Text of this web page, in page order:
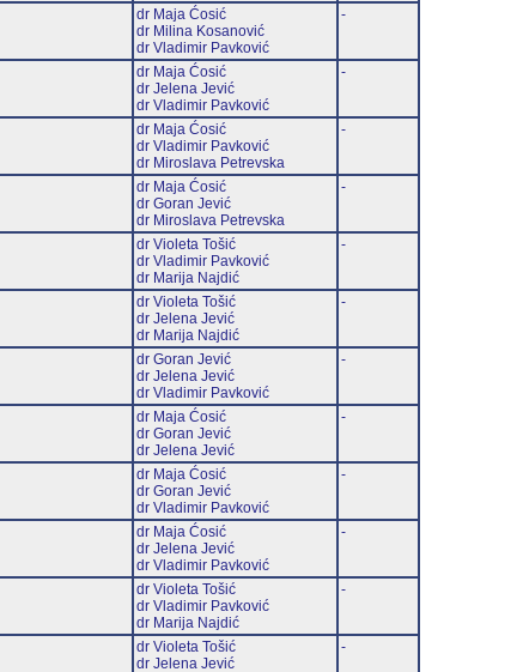
dr Maja Ćosić
dr Milina Kosanović
dr Vladimir Pavković
-
dr Maja Ćosić
dr Jelena Jević
dr Vladimir Pavković
-
dr Maja Ćosić
dr Vladimir Pavković
dr Miroslava Petrevska
-
dr Maja Ćosić
dr Goran Jević
dr Miroslava Petrevska
-
dr Violeta Tošić
dr Vladimir Pavković
dr Marija Najdić
-
dr Violeta Tošić
dr Jelena Jević
dr Marija Najdić
-
dr Goran Jević
dr Jelena Jević
dr Vladimir Pavković
-
dr Maja Ćosić
dr Goran Jević
dr Jelena Jević
-
dr Maja Ćosić
dr Goran Jević
dr Vladimir Pavković
-
dr Maja Ćosić
dr Jelena Jević
dr Vladimir Pavković
-
dr Violeta Tošić
dr Vladimir Pavković
dr Marija Najdić
-
dr Violeta Tošić
dr Jelena Jević
-